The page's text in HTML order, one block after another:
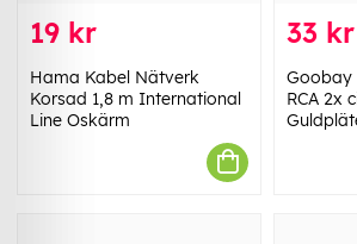
19 kr
Hama Kabel Nätverk
Korsad 1,8 m International
Line Oskärm
33 kr
Goobay
RCA 2x